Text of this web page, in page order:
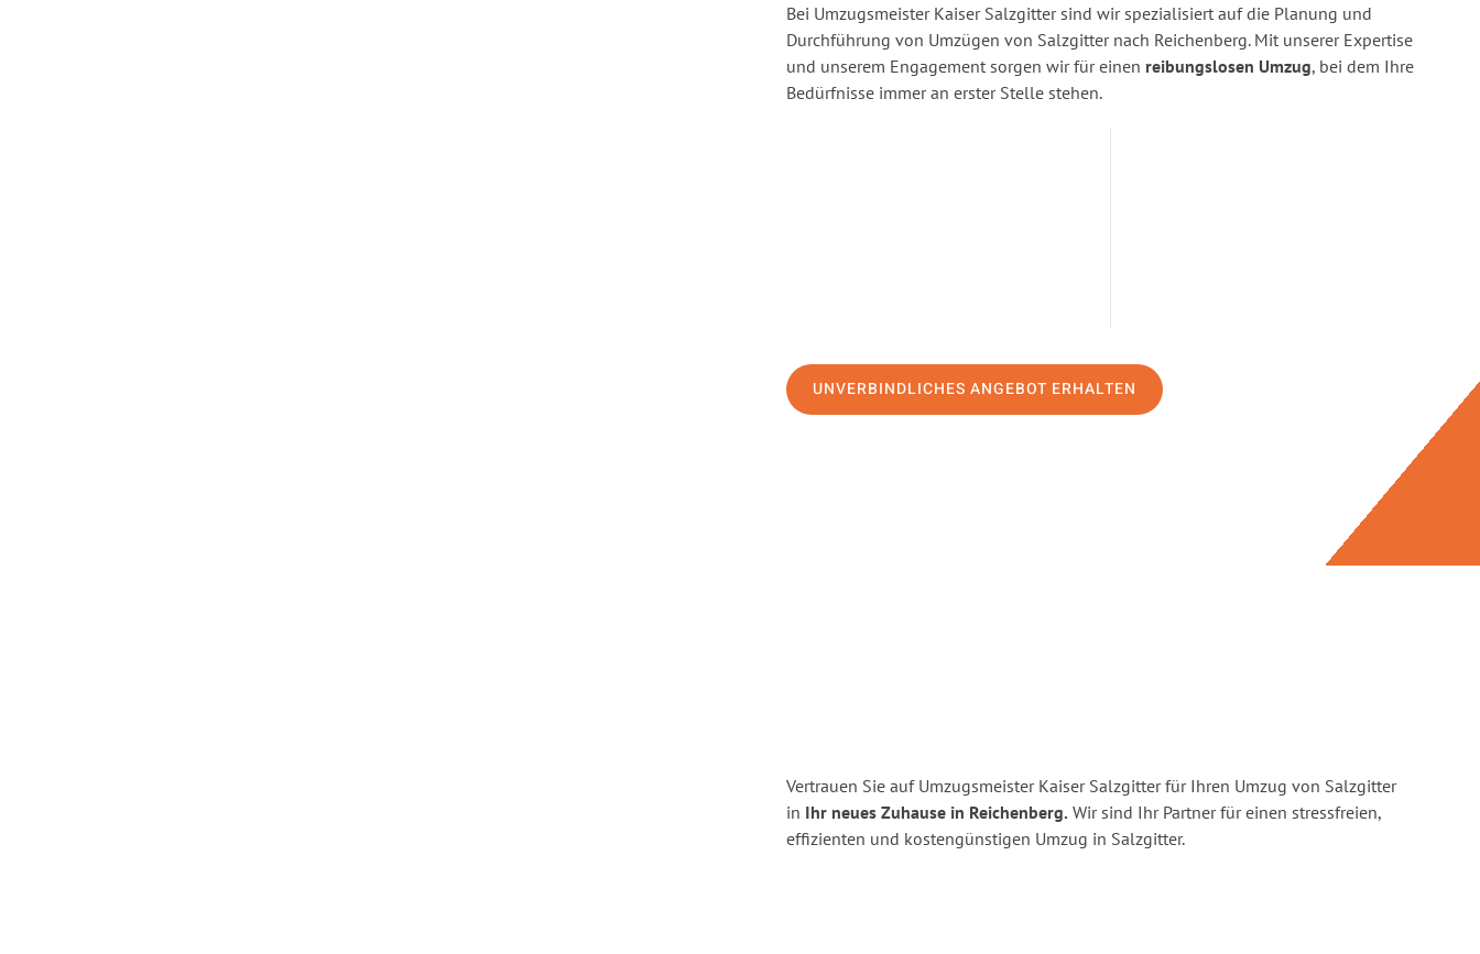
Bei Umzugsmeister Kaiser Salzgitter sind wir spezialisiert auf die Planung und
Durchführung von Umzügen von Salzgitter nach Reichenberg. Mit unserer Expertise
und unserem Engagement sorgen wir für einen reibungslosen Umzug, bei dem Ihre
Bedürfnisse immer an erster Stelle stehen.
UNVERBINDLICHES ANGEBOT ERHALTEN
Vertrauen Sie auf Umzugsmeister Kaiser Salzgitter für Ihren Umzug von Salzgitter
in Ihr neues Zuhause in Reichenberg. Wir sind Ihr Partner für einen stressfreien,
effizienten und kostengünstigen Umzug in Salzgitter.